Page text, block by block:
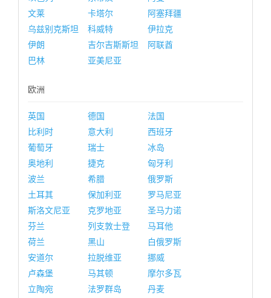
文莱
卡塔尔
阿塞拜疆
乌兹别克斯坦
科威特
伊拉克
伊朗
吉尔吉斯斯坦
阿联酋
巴林
亚美尼亚
欧洲
英国 德国
法国
比利时
意大利
西班牙
葡萄牙
瑞士
冰岛
奥地利
捷克
匈牙利
波兰
希腊
俄罗斯
土耳其
保加利亚
罗马尼亚
斯洛文尼亚
克罗地亚
圣马力诺
芬兰
列支敦士登
马耳他
荷兰
黑山
白俄罗斯
安道尔
拉脱维亚
挪威
卢森堡
马其顿
摩尔多瓦
立陶宛
法罗群岛
丹麦